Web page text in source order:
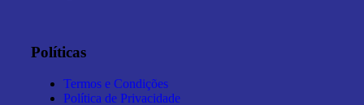
Políticas
Termos e Condições
Política de Privacidade